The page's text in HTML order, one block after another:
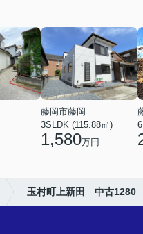
藤岡市藤岡
3SLDK (115.88㎡)
1,580万円
玉村町上新田 中古1280